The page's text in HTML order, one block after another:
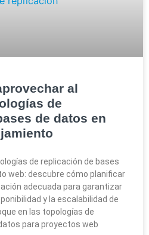
al
de
de datos en
de replicación de bases
web: descubre cómo planificar
adecuada para garantizar
y la escalabilidad de
en las topologías de
para proyectos web